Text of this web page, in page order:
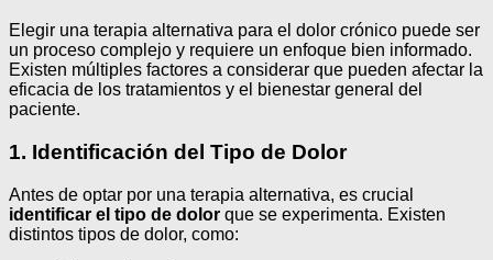
Elegir una terapia alternativa para el dolor crónico puede ser
un proceso complejo y requiere un enfoque bien informado.
Existen múltiples factores a considerar que pueden afectar la
eficacia de los tratamientos y el bienestar general del
paciente.
1. Identificación del Tipo de Dolor
Antes de optar por una terapia alternativa, es crucial
identificar el tipo de dolor que se experimenta. Existen
distintos tipos de dolor, como: